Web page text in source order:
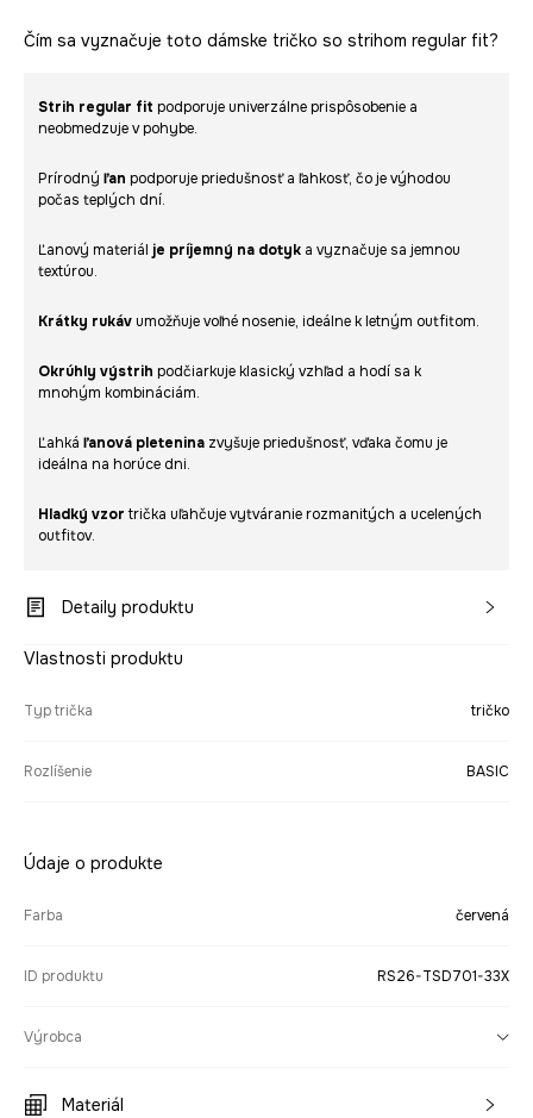
Čím sa vyznačuje toto dámske tričko so strihom regular fit?
Strih regular fit podporuje univerzálne prispôsobenie a
neobmedzuje v pohybe.
Prírodný ľan podporuje priedušnosť a ľahkosť, čo je výhodou
počas teplých dní.
Ľanový materiál je príjemný na dotyk a vyznačuje sa jemnou
textúrou.
Krátky rukáv umožňuje voľné nosenie, ideálne k letným outfitom.
Okrúhly výstrih podčiarkuje klasický vzhľad a hodí sa k
mnohým kombináciám.
Ľahká ľanová pletenina zvyšuje priedušnosť, vďaka čomu je
ideálna na horúce dni.
Hladký vzortrička uľahčuje vytváranie rozmanitých a ucelených
outfitov.
Detaily produktu
Vlastnosti produktu
Typ trička tričko
Rozlíšenie BASIC
Údaje o produkte
Farba červená
ID produktu RS26-TSD701-33X
Výrobca
Materiál